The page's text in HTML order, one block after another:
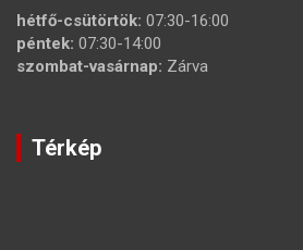
hétfő-csütörtök: 07:30-16:00
péntek: 07:30-14:00
szombat-vasárnap: Zárva
Térkép